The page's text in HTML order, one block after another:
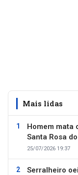
Mais lidas
Homem mata
Santa Rosa
25/07/2026 19:37
Serralheiro